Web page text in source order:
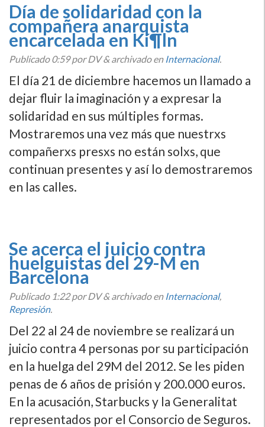
Dí­a de solidaridad con la
compañera anarquista
encarcelada en Kí¶ln
Publicado0:59por DV&archivado en Internacional.
El dí­a 21 de diciembre hacemos un llamado a
dejar fluir la imaginación y a expresar la
solidaridad en sus múltiples formas.
Mostraremos una vez más que nuestrxs
compañerxs presxs no están solxs, que
continuan presentes y así­ lo demostraremos
en las calles.
Se acerca el juicio contra
huelguistas del 29-M en
Barcelona
Publicado 1:22por DV&archivado en Internacional,
Represión.
Del 22 al 24 de noviembre se realizará un
juicio contra 4 personas por su participación
en la huelga del 29M del 2012. Se les piden
penas de 6 años de prisión y 200.000 euros.
En la acusación, Starbucks y la Generalitat
representados por el Consorcio de Seguros.